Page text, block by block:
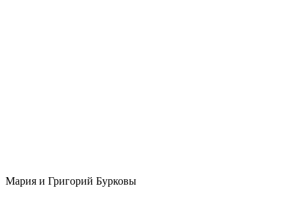
Мария и Григорий Бурковы